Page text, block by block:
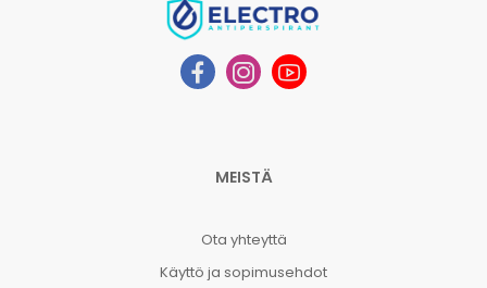
MEISTÄ
Ota yhteyttä
Käyttö ja sopimusehdot